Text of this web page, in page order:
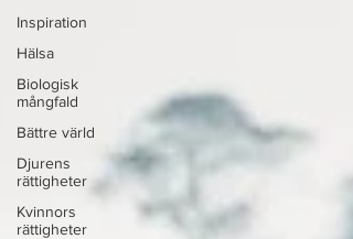
Inspiration
Hälsa
Biologisk
mångfald
Bättre värld
Djurens
rättigheter
Kvinnors
rättigheter